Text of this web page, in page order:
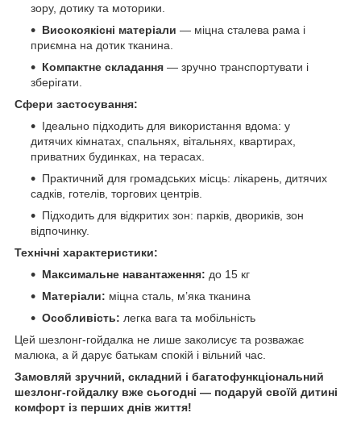
зору, дотику та моторики.
Високоякісні матеріали — міцна сталева рама і
приємна на дотик тканина.
Компактне складання — зручно транспортувати і
зберігати.
Сфери застосування:
Ідеально підходить для використання вдома: у
дитячих кімнатах, спальнях, вітальнях, квартирах,
приватних будинках, на терасах.
Практичний для громадських місць: лікарень, дитячих
садків, готелів, торгових центрів.
Підходить для відкритих зон: парків, двориків, зон
відпочинку.
Технічні характеристики:
Максимальне навантаження: до 15 кг
Матеріали: міцна сталь, м’яка тканина
Особливість: легка вага та мобільність
Цей шезлонг-гойдалка не лише заколисує та розважає
малюка, а й дарує батькам спокій і вільний час.
Замовляй зручний, складний і багатофункціональний
шезлонг-гойдалку вже сьогодні — подаруй своїй дитині
комфорт із перших днів життя!